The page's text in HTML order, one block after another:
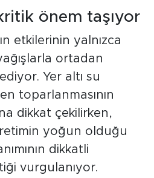
önem taşıyor
etkilerinin yalnızca
ortadan
Yer altı su
toparlanmasının
dikkat çekilirken,
yoğun olduğu
dikkatli
vurgulanıyor.